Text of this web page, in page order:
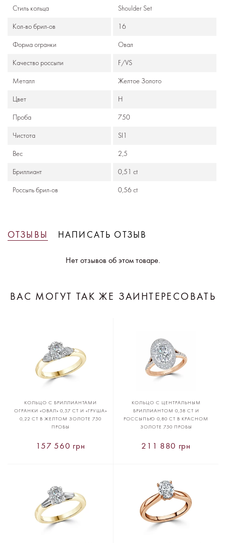
Стиль кольца Shoulder Set
Кол-во брил-ов 16
Формa огранки Овал
Качество россыпи F/VS
Металл Желтое Золото
Цвет Н
Проба 750
Чистота SI1
Вес 2,5
Бриллиант 0,51 ct
Россыпь брил-ов 0,56 ct
ОТЗЫВЫ НАПИСАТЬ ОТЗЫВ
Нет отзывов об этом товаре.
ВАС МОГУТ ТАК ЖЕ ЗАИНТЕРЕСОВАТЬ
КОЛЬЦО С БРИЛЛИАНТАМИ
ОГРАНКИ «ОВАЛ» 0,57 CT И «ГРУША»
0,22 CT В ЖЕЛТОМ ЗОЛОТЕ 750
ПРОБЫ
157 560 грн
КОЛЬЦО С ЦЕНТРАЛЬНЫМ
БРИЛЛИАНТОМ 0,58 CT И
РОССЫПЬЮ 0,80 CT В КРАСНОМ
ЗОЛОТЕ 750 ПРОБЫ
211 880 грн